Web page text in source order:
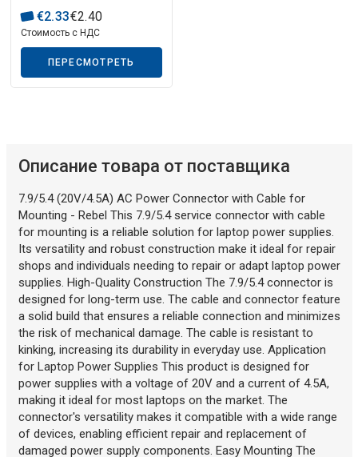
€2.33€2.40
Стоимость с НДС
ПЕРЕСМОТРЕТЬ
Описание товара от поставщика
7.9/5.4 (20V/4.5A) AC Power Connector with Cable for
Mounting - Rebel This 7.9/5.4 service connector with cable
for mounting is a reliable solution for laptop power supplies.
Its versatility and robust construction make it ideal for repair
shops and individuals needing to repair or adapt laptop power
supplies. High-Quality Construction The 7.9/5.4 connector is
designed for long-term use. The cable and connector feature
a solid build that ensures a reliable connection and minimizes
the risk of mechanical damage. The cable is resistant to
kinking, increasing its durability in everyday use. Application
for Laptop Power Supplies This product is designed for
power supplies with a voltage of 20V and a current of 4.5A,
making it ideal for most laptops on the market. The
connector's versatility makes it compatible with a wide range
of devices, enabling efficient repair and replacement of
damaged power supply components. Easy Mounting The